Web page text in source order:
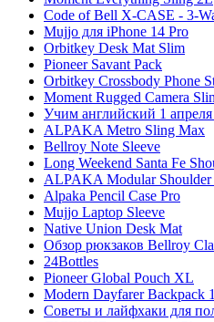
Code of Bell X-CASE - 3-
Mujjo для iPhone 14 Pro
Orbitkey Desk Mat Slim
Pioneer Savant Pack
Orbitkey Crossbody Phone
Moment Rugged Camera
Учим английский 1
ALPAKA Metro Sling Max
Bellroy Note Sleeve
Long Weekend Santa Fe
ALPAKA Modular Shoulder
Alpaka Pencil Case Pro
Mujjo Laptop Sleeve
Native Union Desk Mat
Обзор рюкзаков Bellroy
24Bottles
Pioneer Global Pouch XL
Modern Dayfarer Backpack
Советы и лайфхаки для